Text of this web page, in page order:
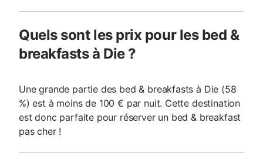
Quels sont les prix pour les bed &
breakfasts à Die ?
Une grande partie des bed & breakfasts à Die (58
%) est à moins de 100 € par nuit. Cette destination
est donc parfaite pour réserver un bed & breakfast
pas cher !